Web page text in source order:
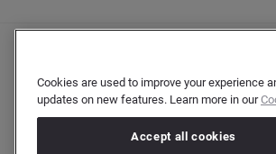
Cookies are used to improve your experience
updates on new features. Learn more in our
Accept all cookies